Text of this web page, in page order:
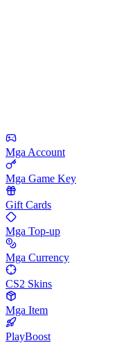
Mga Account
Mga Game Key
Gift Cards
Mga Top-up
Mga Currency
CS2 Skins
Mga Item
PlayBoost